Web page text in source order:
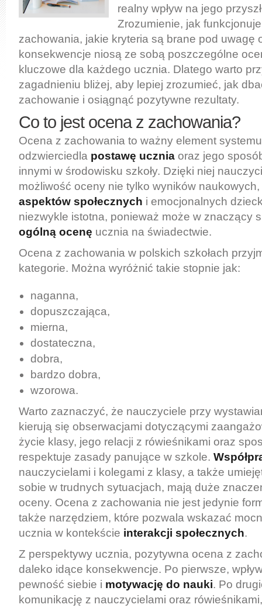
realny wpływ na jego
Zrozumienie, jak
zachowania, jakie kryteria są brane pod uwagę
konsekwencje niosą ze sobą poszczególne
kluczowe dla każdego ucznia. Dlatego warto
zagadnieniu bliżej, aby lepiej zrozumieć, jak
zachowanie i osiągnąć pozytywne rezultaty.
Co to jest ocena z zachowania?
Ocena z zachowania to ważny element
odzwierciedla postawę ucznia oraz jego
innymi w środowisku szkoły. Dzięki niej
możliwość oceny nie tylko wyników
aspektów społecznych i emocjonalnych
niezwykle istotna, ponieważ może w znaczący
ogólną ocenę ucznia na świadectwie.
Ocena z zachowania w polskich szkołach
kategorie. Można wyróżnić takie stopnie jak:
naganna,
dopuszczająca,
mierna,
dostateczna,
dobra,
bardzo dobra,
wzorowa.
Warto zaznaczyć, że nauczyciele przy
kierują się obserwacjami dotyczącymi
życie klasy, jego relacji z rówieśnikami oraz
respektuje zasady panujące w szkole.
nauczycielami i kolegami z klasy, a także
sobie w trudnych sytuacjach, mają duże
oceny. Ocena z zachowania nie jest jedynie
także narzędziem, które pozwala wskazać
ucznia w kontekście interakcji społecznych.
Z perspektywy ucznia, pozytywna ocena z
daleko idące konsekwencje. Po pierwsze,
pewność siebie i motywację do nauki. Po
komunikację z nauczycielami oraz